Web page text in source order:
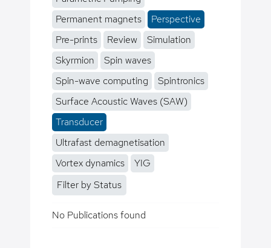
Permanent magnets
Perspective
Pre-prints
Review
Simulation
Skyrmion
Spin waves
Spin-wave computing
Spintronics
Surface Acoustic Waves (SAW)
Transducer
Ultrafast demagnetisation
Vortex dynamics
YIG
Filter by Status
No Publications found